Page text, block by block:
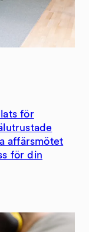
för
affärsmötet
för din